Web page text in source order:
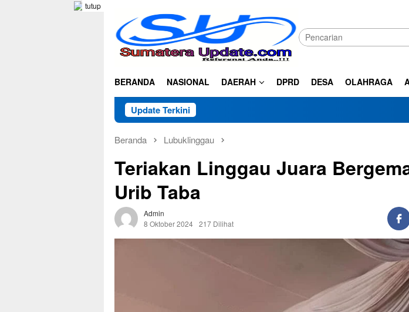
konten
tutup
BERANDA NASIONAL DAERAH DPRD DESA OLAHRAGA
Update Terkini
Beranda Lubuklinggau
Teriakan Linggau Juara
Urib Taba
Admin
8 Oktober 2024 217 Dilihat